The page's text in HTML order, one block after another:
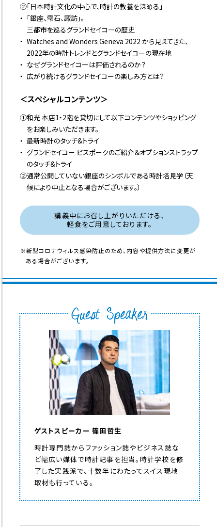
②「日本時計文化の中心で、時計の教養を深める」
「銀座、雫石、諏訪」。
三都市を巡るグランドセイコーの歴史
Watches and Wonders Geneva 2022 から見えてきた、
2022年の時計トレンドとグランドセイコーの現在地
なぜグランドセイコーは評価されるのか？
広がり続けるグランドセイコーの楽しみ方とは？
＜スペシャルコンテンツ＞
①和光 本店1・2階を貸切にして以下コンテンツやショッピング
をお楽しみいただきます。
最新時計のタッチ&トライ
グランドセイコー ビスポークのご紹介＆オプションストラップ
のタッチ&トライ
②通常公開していない銀座のシンボルである時計塔見学（天
候により中止となる場合がございます。）
講義中にお召し上がりいただける、
軽食をご用意しております。
※新型コロナウィルス感染防止のため、内容や提供方法に変更が
ある場合がございます。
ゲストスピーカー 篠田哲生
時計専門誌からファッション誌やビジネス誌な
ど幅広い媒体で時計記事を担当。時計学校を修
了した実践派で、十数年にわたってスイス現地
取材も行っている。